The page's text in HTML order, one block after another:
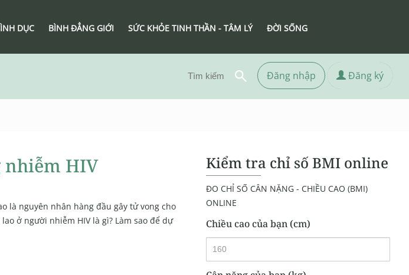
DỤC BÌNH ĐẲNG GIỚI SỨC KHỎE TINH THẦN - TÂM LÝ ĐỜI SỐNG
Đăng nhập Đăng ký
nhiễm HIV
là nguyên nhân hàng đầu gây tử vong cho
ở người nhiễm HIV là gì? Làm sao để dự
Kiểm tra chỉ số BMI online
ĐO CHỈ SỐ CÂN NẶNG - CHIỀU CAO (BMI)
ONLINE
Chiều cao của bạn (cm)